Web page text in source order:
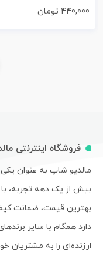
440,000 تومان
فروشگاه اینترنتی
مالدیو شاپ به عنوان یکی
بیش از یک دهه تجربه،
بهترین قیمت، ضمانت
دارد همگام با سایر
ارزنده‌ای را به مشتریان